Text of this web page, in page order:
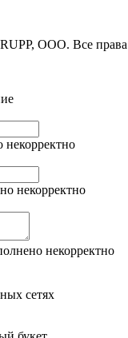
OOO. Все
некорректно
некорректно
некорректно
сетях